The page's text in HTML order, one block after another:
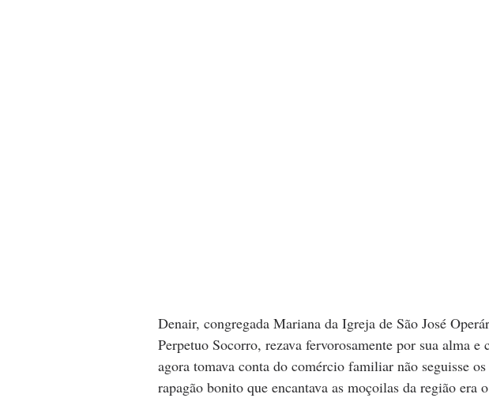
Denair, congregada Mariana da Igreja de São José
Perpetuo Socorro, rezava fervorosamente por sua alma
agora tomava conta do comércio familiar não seguisse
rapagão bonito que encantava as moçoilas da região era